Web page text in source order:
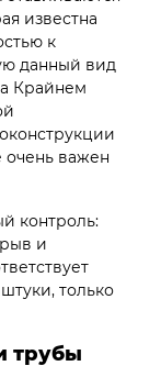
известна
к
данный вид
Крайнем
очень важен
контроль:
и
только
трубы